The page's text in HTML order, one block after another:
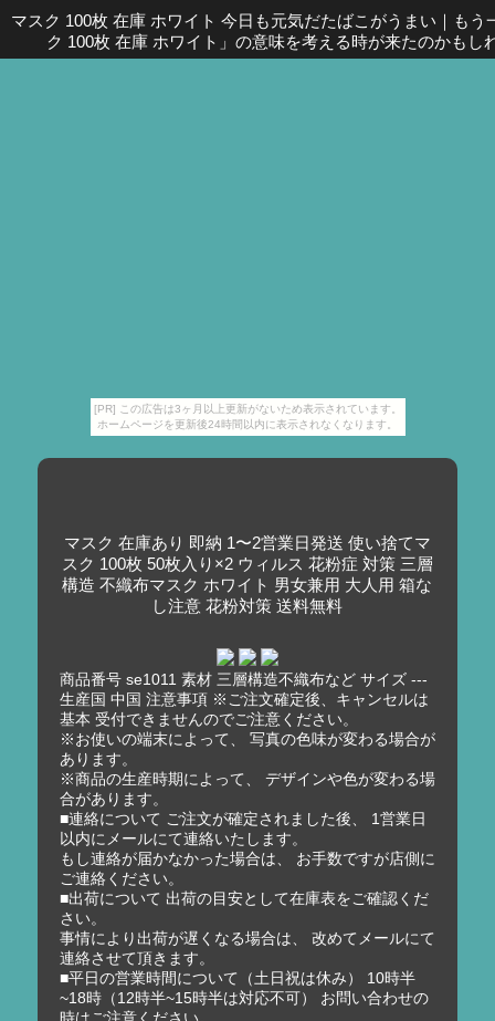
[PR] この広告は3ヶ月以上更新がないため表示されています。
ホームページを更新後24時間以内に表示されなくなります。
マスク 100枚 在庫 ホワイト 今日も元気だたばこがうまい ｜ もう
ク 100枚 在庫 ホワイト」の意味を考える時が来たのかもし
マスク 在庫あり 即納 1〜2営業日発送 使い捨てマ
スク 100枚 50枚入り×2 ウィルス 花粉症 対策 三層
構造 不織布マスク ホワイト 男女兼用 大人用 箱な
し注意 花粉対策 送料無料
商品番号 se1011 素材 三層構造不織布など サイズ ---
生産国 中国 注意事項 ※ご注文確定後、キャンセルは
基本 受付できませんのでご注意ください。
※お使いの端末によって、 写真の色味が変わる場合が
あります。
※商品の生産時期によって、 デザインや色が変わる場
合があります。
■連絡について ご注文が確定されました後、 1営業日
以内にメールにて連絡いたします。
もし連絡が届かなかった場合は、 お手数ですが店側に
ご連絡ください。
■出荷について 出荷の目安として在庫表をご確認くだ
さい。
事情により出荷が遅くなる場合は、 改めてメールにて
連絡させて頂きます。
■平日の営業時間について（土日祝は休み） 10時半
~18時（12時半~15時半は対応不可） お問い合わせの